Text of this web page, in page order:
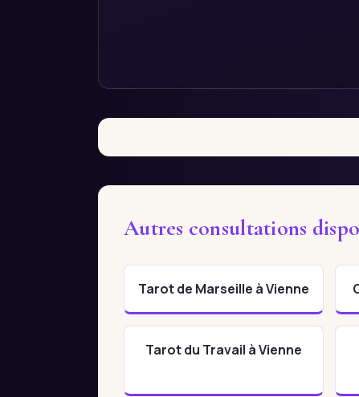
Autres consultations
Tarot de Marseille à Vienne
Tarot du Travail à Vienne